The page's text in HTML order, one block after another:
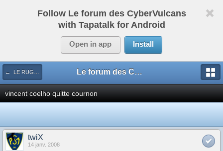
Follow Le forum des CyberVulcans
with Tapatalk for Android
Open in app Install
← LE RUGBY DE CHEZ NOUS Le forum des CyberVulcans
vincent coelho quitte cournon
twiX
14 janv. 2008